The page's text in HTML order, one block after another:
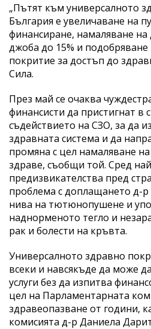
„Пътят към универсалното
България е увеличаване на
финансиране, намаляване
джоба до 15% и
покритие за достъп до
Сила.
През май се очаква
финансисти да пристигнат в
съдействието на СЗО, за да
здравната система и да
промяна с цел намаляване
здраве, съобщи той. Сред
предизвикателства пред
проблема с доплащането д-р
нива на тютюнопушене и
наднорменото тегло и
рак и болести на кръвта.
Универсалното здравно
всеки и навсякъде да може
услуги без да изпитва
цел на Парламентарната
здравеопазване от години,
комисията д-р Даниела